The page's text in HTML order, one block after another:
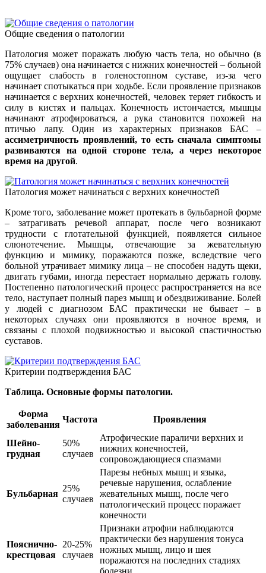
Общие сведения о патологии
Патология может поражать любую часть тела, но обычно (в
75% случаев) она начинается с нижних конечностей – больной
ощущает слабость в голеностопном суставе, из-за чего
начинает спотыкаться при ходьбе. Если проявление признаков
начинается с верхних конечностей, человек теряет гибкость и
силу в кистях и пальцах. Конечность истончается, мышцы
начинают атрофироваться, а рука становится похожей на
птичью лапу. Один из характерных признаков БАС –
ассиметричность проявлений, то есть сначала симптомы
развиваются на одной стороне тела, а через некоторое
время на другой.
Патология может начинаться с верхних конечностей
Кроме того, заболевание может протекать в бульбарной форме
– затрагивать речевой аппарат, после чего возникают
трудности с глотательной функцией, появляется сильное
слюнотечение. Мышцы, отвечающие за жевательную
функцию и мимику, поражаются позже, вследствие чего
больной утрачивает мимику лица – не способен надуть щеки,
двигать губами, иногда перестает нормально держать голову.
Постепенно патологический процесс распространяется на все
тело, наступает полный парез мышц и обездвиживание. Болей
у людей с диагнозом БАС практически не бывает – в
некоторых случаях они проявляются в ночное время, и
связаны с плохой подвижностью и высокой спастичностью
суставов.
Критерии подтверждения БАС
Таблица. Основные формы патологии.
Форма
заболевания
Частота Проявления
Шейно-
грудная
50%
случаев
Атрофические параличи верхних и
нижних конечностей,
сопровождающиеся спазмами
Бульбарная
25%
случаев
Парезы небных мышц и языка,
речевые нарушения, ослабление
жевательных мышц, после чего
патологический процесс поражает
конечности
Пояснично-
крестцовая
20-25%
случаев
Признаки атрофии наблюдаются
практически без нарушения тонуса
ножных мышц, лицо и шея
поражаются на последних стадиях